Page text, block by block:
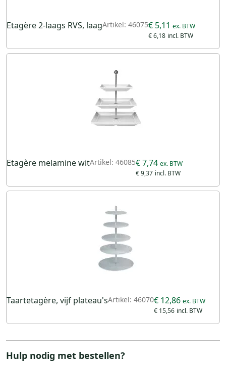
Etagère 2-laags RVS, laagArtikel: 46075
€ 6,18
€ 5,11
Etagère melamine witArtikel: 46085
€ 9,37
€ 7,74
Taartetagère, vijf plateau'sArtikel: 46070
€ 15,56
€ 12,86
Hulp nodig met bestellen?